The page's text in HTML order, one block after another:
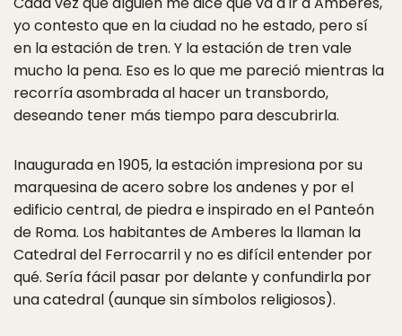
yo contesto que en la ciudad no he estado, pero sí
en la estación de tren. Y la estación de tren vale
mucho la pena. Eso es lo que me pareció mientras la
recorría asombrada al hacer un transbordo,
deseando tener más tiempo para descubrirla.
Inaugurada en 1905, la estación impresiona por su
marquesina de acero sobre los andenes y por el
edificio central, de piedra e inspirado en el Panteón
de Roma. Los habitantes de Amberes la llaman la
Catedral del Ferrocarril y no es difícil entender por
qué. Sería fácil pasar por delante y confundirla por
una catedral (aunque sin símbolos religiosos).